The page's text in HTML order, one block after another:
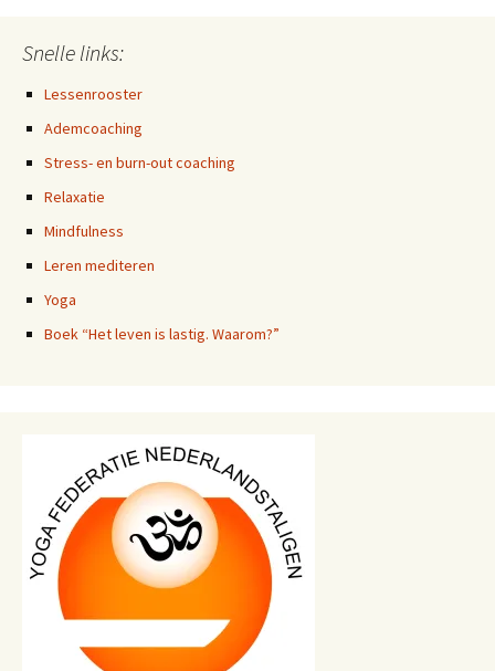
Snelle links:
Lessenrooster
Ademcoaching
Stress- en burn-out coaching
Relaxatie
Mindfulness
Leren mediteren
Yoga
Boek “Het leven is lastig. Waarom?”